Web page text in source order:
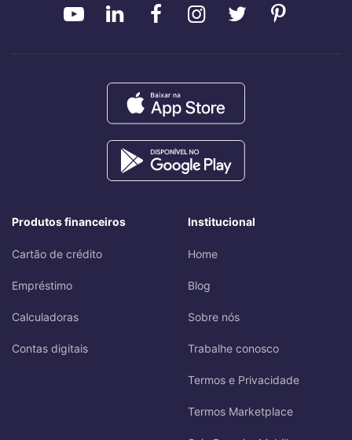
Produtos financeiros
Cartão de crédito
Empréstimo
Calculadoras
Contas digitais
Institucional
Home
Blog
Sobre nós
Trabalhe conosco
Termos e Privacidade
Termos Marketplace